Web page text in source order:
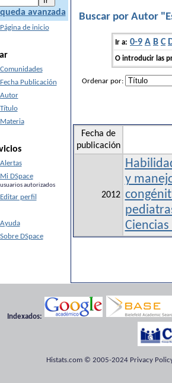
avanzada
Página de inicio
Comunidades
Fecha Publicación
Autor
Título
Materia
Alertas
Mi DSpace
usuarios autorizados
Editar perfil
Ayuda
Sobre DSpace
Buscar por Autor
Ir a: 0-9 A B C
O introducir las
Ordenar por:
Fecha de
publicación
2012
y
Indexados:
Histats.com © 2005-2024 Privacy